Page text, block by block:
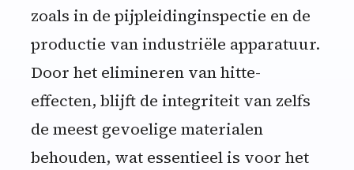
zoals in de pijpleidinginspectie en de
productie van industriële apparatuur.
Door het elimineren van hitte-
effecten, blijft de integriteit van zelfs
de meest gevoelige materialen
behouden, wat essentieel is voor het